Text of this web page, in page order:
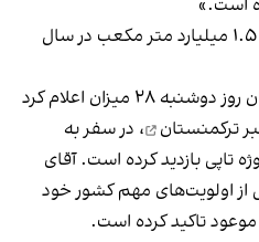
به گفته وی، «تحویل بیشتر تا ۱.۵ میلیارد متر مکعب در سال
دفتر معاونیت اقتصادی طالبان روز دوشنبه ۲۸ میزان اعلام کرد
ترکمنستان
، در سفر به
تاپی بازدید کرده است. آقای
از اولویت‌های مهم کشور خود
تاکید کرده است.